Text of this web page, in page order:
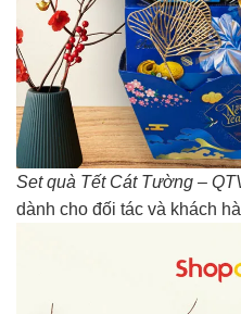
Set quà Tết Cát Tường –
dành cho đối tác và khách